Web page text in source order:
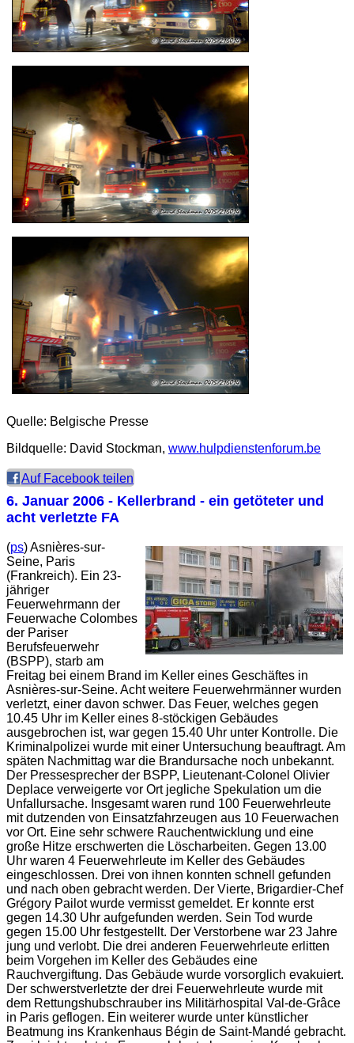
Quelle: Belgische Presse
Bildquelle: David Stockman, www.hulpdienstenforum.be
Auf Facebook teilen
6. Januar 2006 - Kellerbrand - ein getöteter und
acht verletzte FA
(ps)Asnières-sur-
Seine, Paris
(Frankreich). Ein 23-
jähriger
Feuerwehrmann der
Feuerwache Colombes
der Pariser
Berufsfeuerwehr
(BSPP), starb am
Freitag bei einem Brand im Keller eines Geschäftes in
Asnières-sur-Seine. Acht weitere Feuerwehrmänner wurden
verletzt, einer davon schwer. Das Feuer, welches gegen
10.45 Uhr im Keller eines 8-stöckigen Gebäudes
ausgebrochen ist, war gegen 15.40 Uhr unter Kontrolle. Die
Kriminalpolizei wurde mit einer Untersuchung beauftragt. Am
späten Nachmittag war die Brandursache noch unbekannt.
Der Pressesprecher der BSPP, Lieutenant-Colonel Olivier
Deplace verweigerte vor Ort jegliche Spekulation um die
Unfallursache. Insgesamt waren rund 100 Feuerwehrleute
mit dutzenden von Einsatzfahrzeugen aus 10 Feuerwachen
vor Ort. Eine sehr schwere Rauchentwicklung und eine
große Hitze erschwerten die Löscharbeiten. Gegen 13.00
Uhr waren 4 Feuerwehrleute im Keller des Gebäudes
eingeschlossen. Drei von ihnen konnten schnell gefunden
und nach oben gebracht werden. Der Vierte, Brigardier-Chef
Grégory Pailotwurde vermisst gemeldet. Er konnte erst
gegen 14.30 Uhr aufgefunden werden. Sein Tod wurde
gegen 15.00 Uhr festgestellt. Der Verstorbene war 23 Jahre
jung und verlobt. Die drei anderen Feuerwehrleute erlitten
beim Vorgehen im Keller des Gebäudes eine
Rauchvergiftung. Das Gebäude wurde vorsorglich evakuiert.
Der schwerstverletzte der drei Feuerwehrleute wurde mit
dem Rettungshubschrauber ins Militärhospital Val-de-Grâce
in Paris geflogen. Ein weiterer wurde unter künstlicher
Beatmung ins Krankenhaus Bégin de Saint-Mandé gebracht.